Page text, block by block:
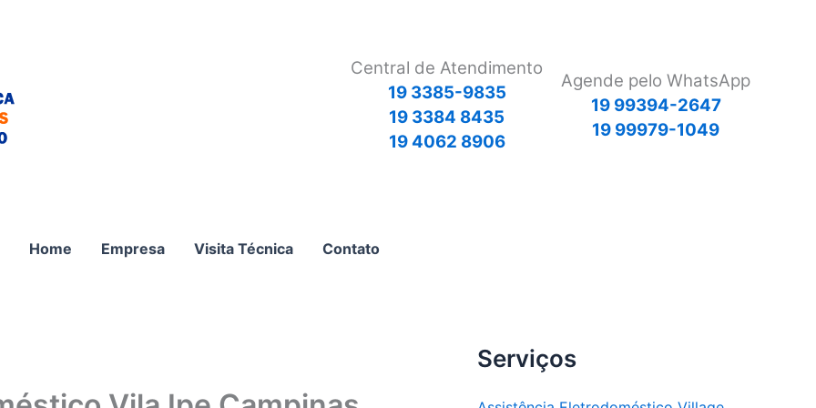
Central de Atendimento
19 3385-9835
19 3384 8435
19 4062 8906
Agende pelo WhatsApp
19 99394-2647
19 99979-1049
Home Empresa Visita Técnica Contato
Serviços